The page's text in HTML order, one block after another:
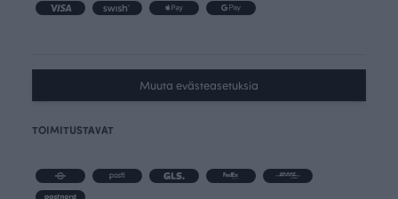
Muuta evästeasetuksia
TOIMITUSTAVAT